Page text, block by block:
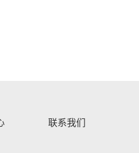
联系我们